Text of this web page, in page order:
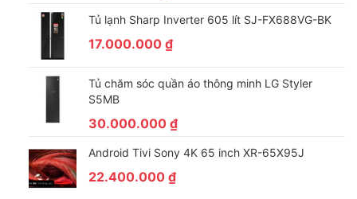
Tủ lạnh Sharp Inverter 605 lít SJ-FX688VG-BK
17.000.000 ₫
Tủ chăm sóc quần áo thông minh LG Styler
S5MB
30.000.000 ₫
Android Tivi Sony 4K 65 inch XR-65X95J
22.400.000 ₫